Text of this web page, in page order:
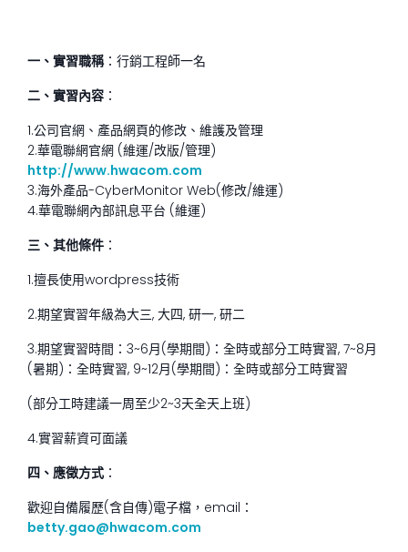
一、實習職稱：行銷工程師一名
二、實習內容 ：
1.公司官網、產品網頁的修改、維護及管理
2.華電聯網官網 (維運/改版/管理)
http://www.hwacom.com
3.海外產品-CyberMonitor Web(修改/維運)
4.華電聯網內部訊息平台 (維運)
三、其他條件 ：
1.擅長使用wordpress技術
2.期望實習年級為大三, 大四, 研一, 研二
3.期望實習時間：3~6月(學期間)：全時或部分工時實習, 7~8月
(暑期)：全時實習, 9~12月(學期間)：全時或部分工時實習
(部分工時建議一周至少2~3天全天上班)
4.實習薪資可面議
四、應徵方式 ：
歡迎自備履歷(含自傳)電子檔，email：
betty.gao@hwacom.com